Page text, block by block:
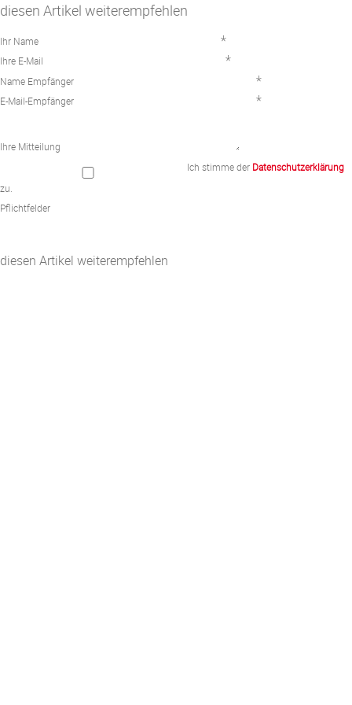
diesen Artikel weiterempfehlen
Ihr Name *
Ihre E-Mail *
Name Empfänger *
E-Mail-Empfänger *
Ihre Mitteilung
Ich stimme der Datenschutzerklärung
zu.
Pflichtfelder
diesen Artikel weiterempfehlen